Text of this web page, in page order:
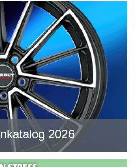
2026